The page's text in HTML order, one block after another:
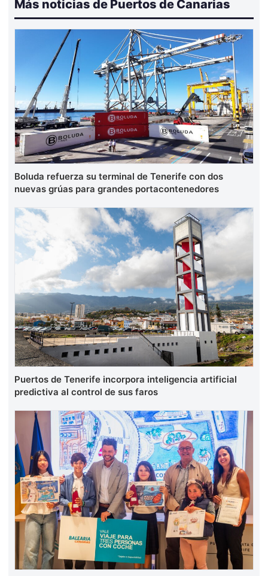
Más noticias de Puertos de Canarias
Boluda refuerza su terminal de Tenerife con dos
nuevas grúas para grandes portacontenedores
Puertos de Tenerife incorpora inteligencia artificial
predictiva al control de sus faros